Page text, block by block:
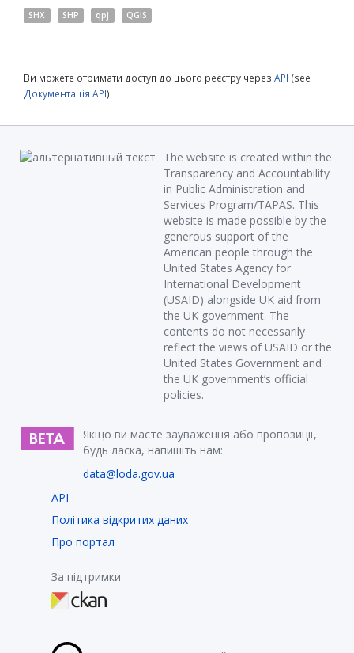
SHX SHP qpj QGIS
Ви можете отримати доступ до цього реєстру через API (see
Документація API).
The website is created within the
Transparency and Accountability
in Public Administration and
Services Program/TAPAS. This
website is made possible by the
generous support of the
American people through the
United States Agency for
International Development
(USAID) alongside UK aid from
the UK government. The
contents do not necessarily
reflect the views of USAID or the
United States Government and
the UK government’s official
policies.
Якщо ви маєте зауваження або пропозиції,
будь ласка, напишіть нам:
data@loda.gov.ua
API
Політика відкритих даних
Про портал
За підтримки